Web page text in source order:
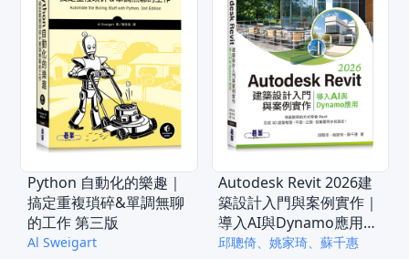
Python 自動化的樂趣｜
搞定重複瑣碎&單調無聊
的工作 第三版
Al Sweigart
Autodesk Revit 2026建
築設計入門與案例實作｜
導入AI與Dynamo應用
(附240分鐘關鍵影音教
邱聰倚、姚家琦、蘇千惠